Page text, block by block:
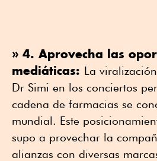
» 4. Aprovecha las
mediáticas: La
Dr Simi en los conciertos
cadena de farmacias se
mundial. Este
supo a provechar la
alianzas con diversas